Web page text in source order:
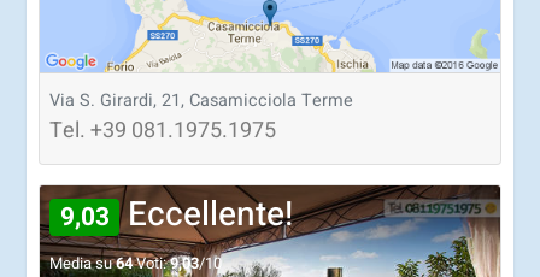
Via S. Girardi, 21, Casamicciola Terme
Tel.+39 081.1975.1975
9,03 Eccellente!
Media su64Voti:9,03/10